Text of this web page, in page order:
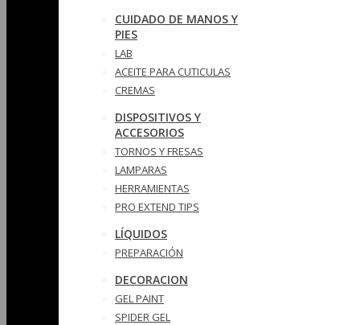
CUIDADO DE MANOS Y
PIES
LAB
ACEITE PARA CUTICULAS
CREMAS
DISPOSITIVOS Y
ACCESORIOS
TORNOS Y FRESAS
LAMPARAS
HERRAMIENTAS
PRO EXTEND TIPS
LÍQUIDOS
PREPARACIÓN
DECORACION
GEL PAINT
SPIDER GEL